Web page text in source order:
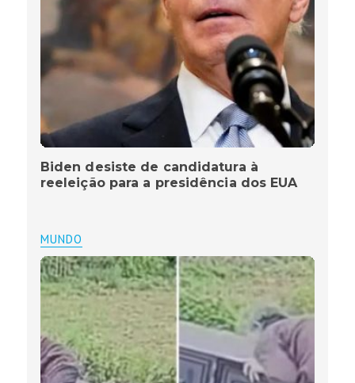
Biden desiste de candidatura à
reeleição para a presidência dos EUA
MUNDO